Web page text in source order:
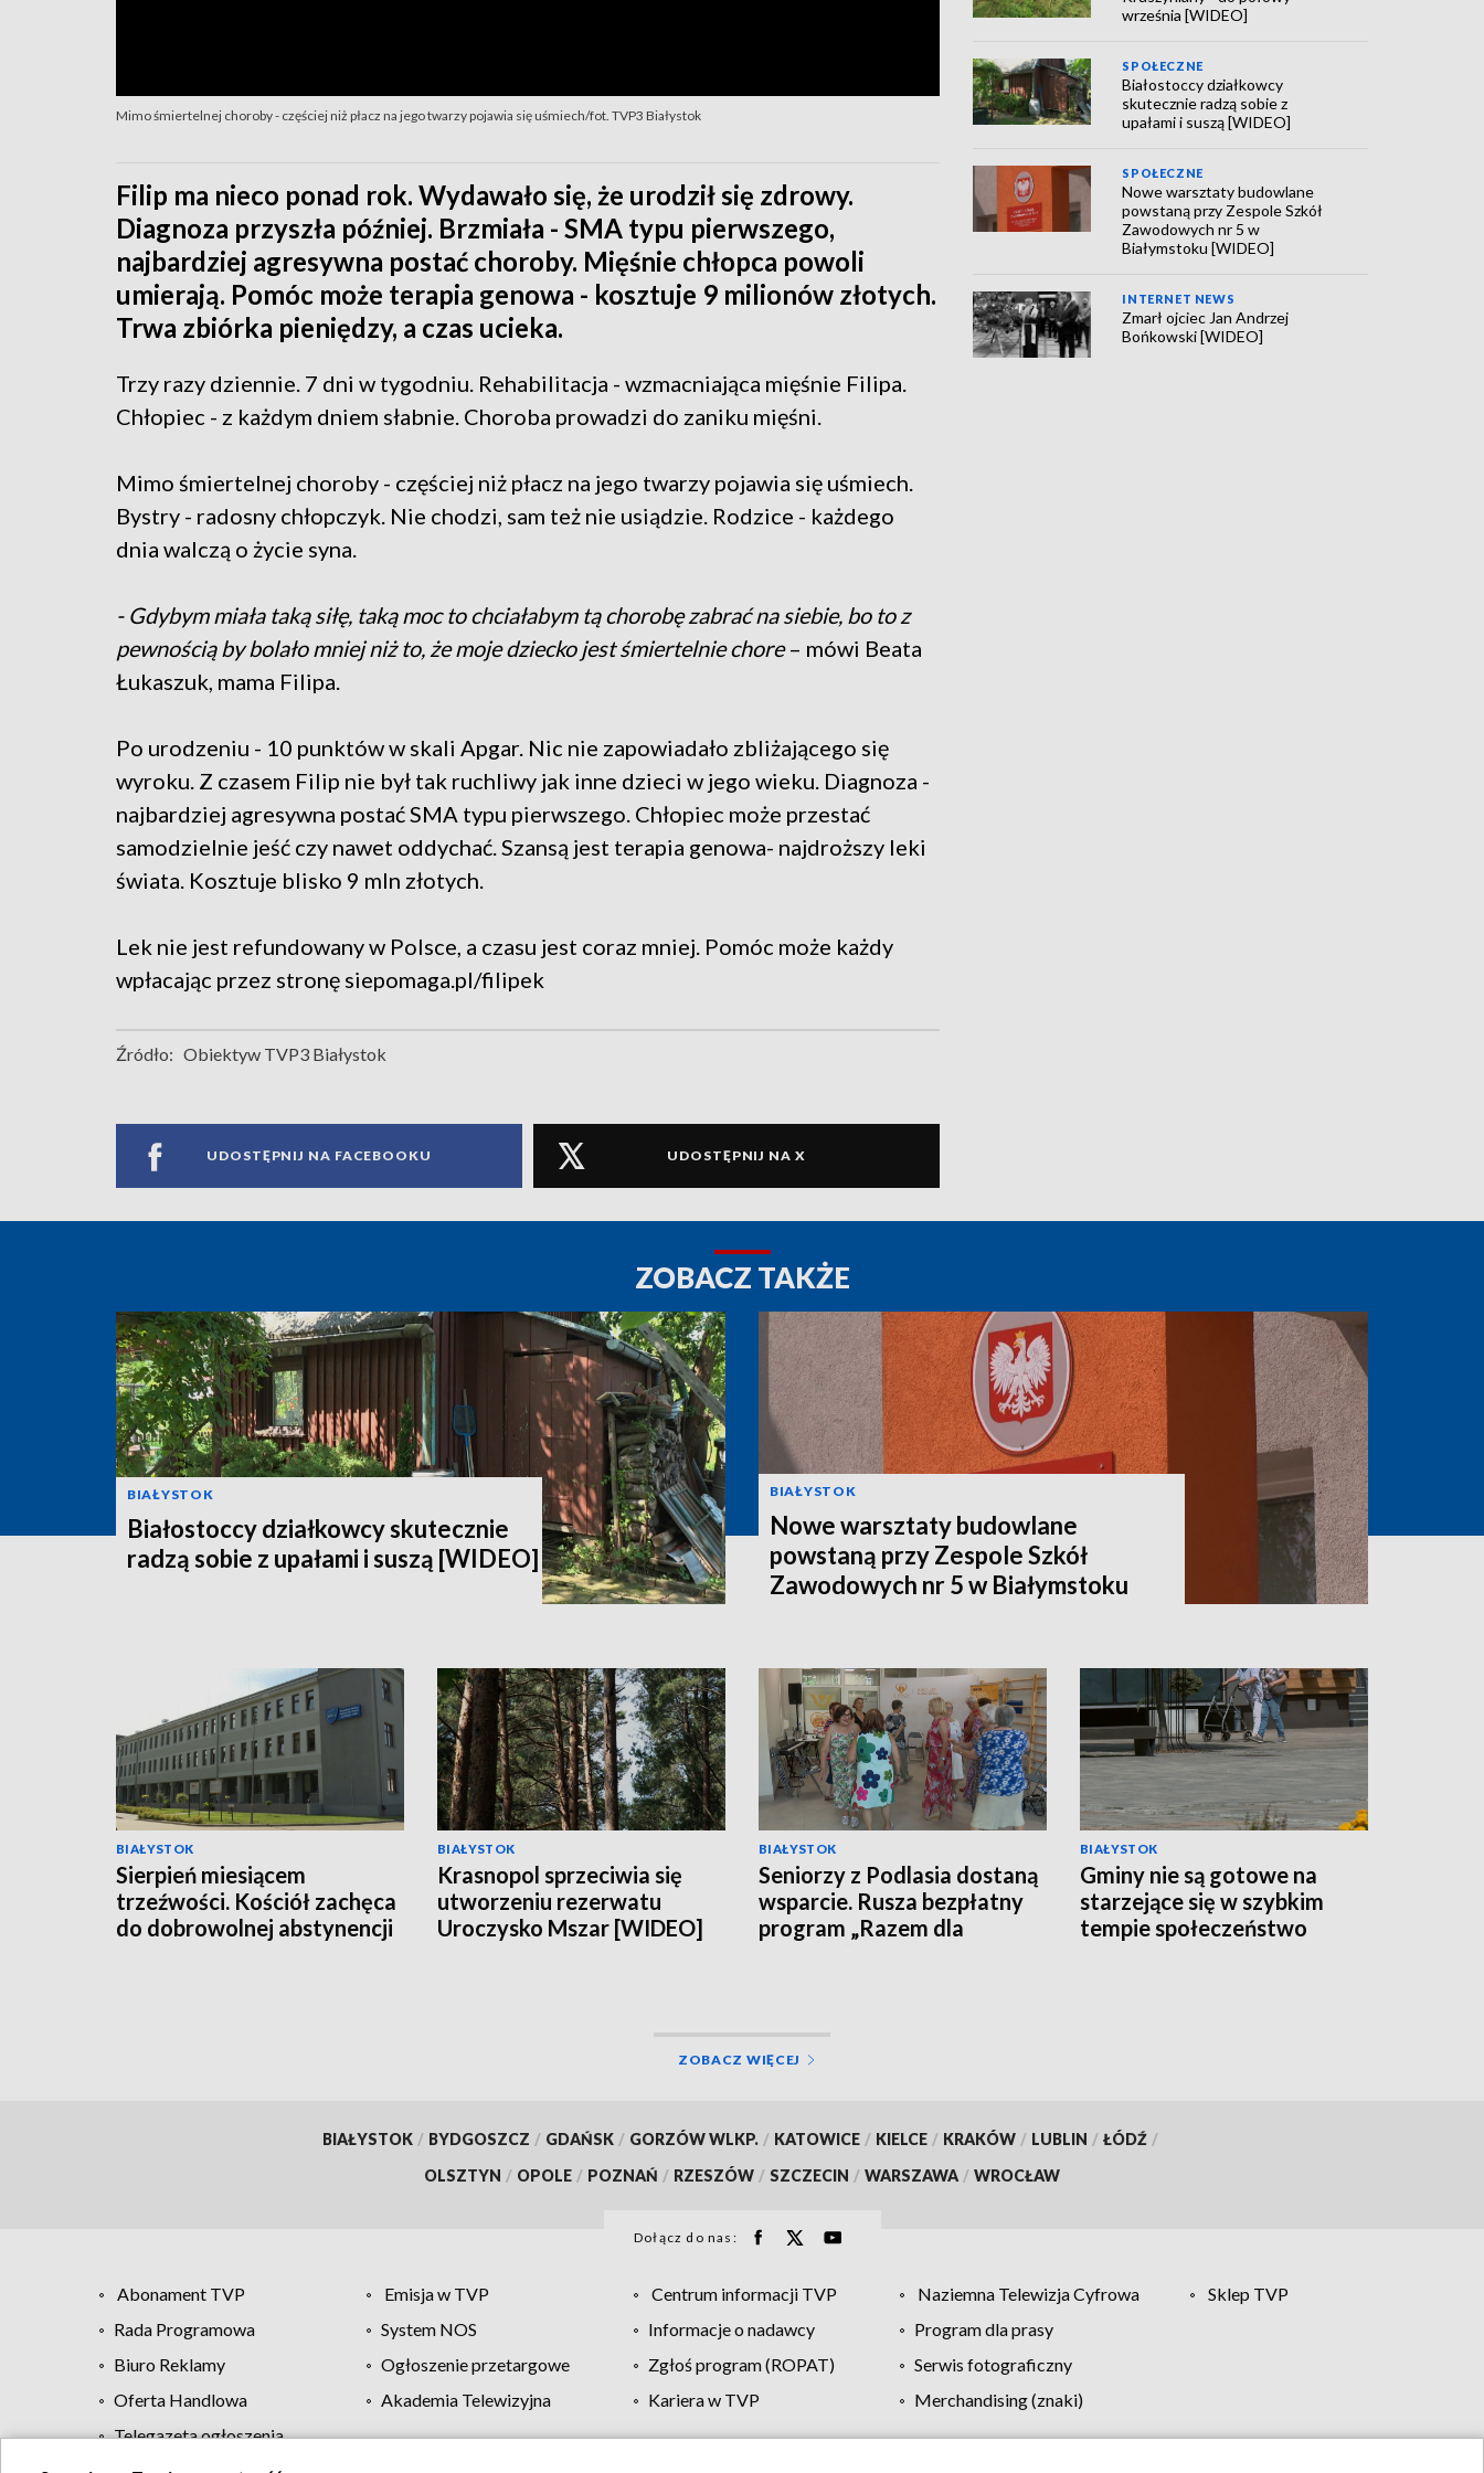
Mimo śmiertelnej choroby - częściej niż płacz na jego twarzy pojawia się uśmiech/fot. TVP3 Białystok
Filip ma nieco ponad rok. Wydawało się, że urodził się zdrowy.
Diagnoza przyszła później. Brzmiała - SMA typu pierwszego,
najbardziej agresywna postać choroby. Mięśnie chłopca powoli
umierają. Pomóc może terapia genowa - kosztuje 9 milionów złotych.
Trwa zbiórka pieniędzy, a czas ucieka.
Trzy razy dziennie. 7 dni w tygodniu. Rehabilitacja - wzmacniająca mięśnie Filipa.
Chłopiec - z każdym dniem słabnie. Choroba prowadzi do zaniku mięśni.
Mimo śmiertelnej choroby - częściej niż płacz na jego twarzy pojawia się uśmiech.
Bystry - radosny chłopczyk. Nie chodzi, sam też nie usiądzie. Rodzice - każdego
dnia walczą o życie syna.
- Gdybym miała taką siłę, taką moc to chciałabym tą chorobę zabrać na siebie, bo to z
pewnością by bolało mniej niż to, że moje dziecko jest śmiertelnie chore– mówi Beata
Łukaszuk, mama Filipa.
Po urodzeniu - 10 punktów w skali Apgar. Nic nie zapowiadało zbliżającego się
wyroku. Z czasem Filip nie był tak ruchliwy jak inne dzieci w jego wieku. Diagnoza -
najbardziej agresywna postać SMA typu pierwszego. Chłopiec może przestać
samodzielnie jeść czy nawet oddychać. Szansą jest terapia genowa- najdroższy leki
świata. Kosztuje blisko 9 mln złotych.
Lek nie jest refundowany w Polsce, a czasu jest coraz mniej. Pomóc może każdy
wpłacając przez stronę siepomaga.pl/filipek
Źródło: Obiektyw TVP3 Białystok
UDOSTĘPNIJ NA FACEBOOKU UDOSTĘPNIJ NA X
września [WIDEO]
SPOŁECZNE
Białostoccy działkowcy
skutecznie radzą sobie z
upałami i suszą [WIDEO]
SPOŁECZNE
Nowe warsztaty budowlane
powstaną przy Zespole Szkół
Zawodowych nr 5 w
Białymstoku [WIDEO]
INTERNET NEWS
Zmarł ojciec Jan Andrzej
Bońkowski [WIDEO]
ZOBACZ TAKŻE
BIAŁYSTOK
Białostoccy działkowcy skutecznie
radzą sobie z upałami i suszą [WIDEO]
BIAŁYSTOK
Nowe warsztaty budowlane
powstaną przy Zespole Szkół
Zawodowych nr 5 w Białymstoku
BIAŁYSTOK
Sierpień miesiącem
trzeźwości. Kościół zachęca
do dobrowolnej abstynencji
BIAŁYSTOK
Krasnopol sprzeciwia się
utworzeniu rezerwatu
Uroczysko Mszar [WIDEO]
BIAŁYSTOK
Seniorzy z Podlasia dostaną
wsparcie. Rusza bezpłatny
program „Razem dla
BIAŁYSTOK
Gminy nie są gotowe na
starzejące się w szybkim
tempie społeczeństwo
ZOBACZ WIĘCEJ
BIAŁYSTOK / BYDGOSZCZ / GDAŃSK / GORZÓW WLKP. / KATOWICE / KIELCE / KRAKÓW / LUBLIN / ŁÓDŹ /
OLSZTYN / OPOLE / POZNAŃ / RZESZÓW / SZCZECIN / WARSZAWA / WROCŁAW
Dołącz do nas:
Abonament TVP Emisja w TVP Centrum informacji TVP Naziemna Telewizja Cyfrowa
Sklep TVP
Rada Programowa
System NOS Informacje o nadawcy
Program dla prasy
Biuro Reklamy
Ogłoszenie przetargowe Zgłoś program (ROPAT)
Serwis fotograficzny
Oferta Handlowa
Akademia Telewizyjna Kariera w TVP
Merchandising (znaki)
Telegazeta ogłoszenia